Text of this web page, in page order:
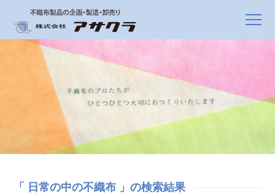
「 日常の中の不織布 」の検索結果